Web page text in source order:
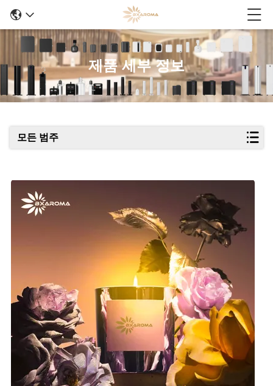
제품 세부 정보
모든 범주